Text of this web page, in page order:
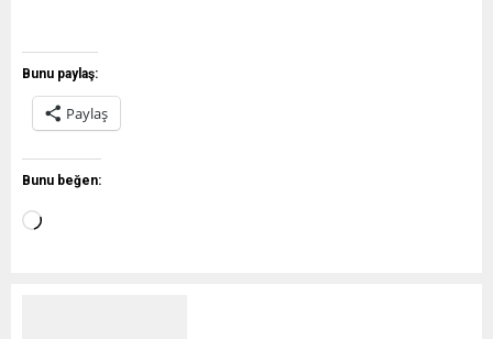
Bunu paylaş:
Paylaş
Bunu beğen: